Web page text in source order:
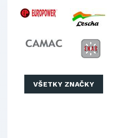
VŠETKY ZNAČKY